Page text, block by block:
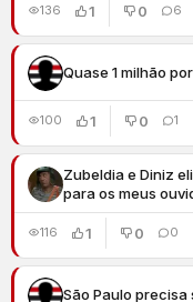
136 1 0 6
Quase 1 milhão
100 1 0 1
Zubeldia e Diniz
para os meus
116 1 0 0
São Paulo precisa